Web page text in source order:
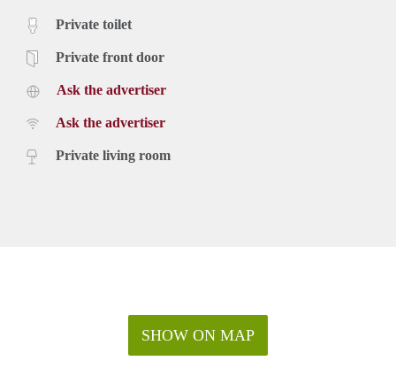
Private toilet
Private front door
Ask the advertiser
Ask the advertiser
Private living room
SHOW ON MAP